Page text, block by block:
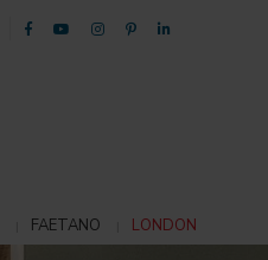
FAETANO LONDON